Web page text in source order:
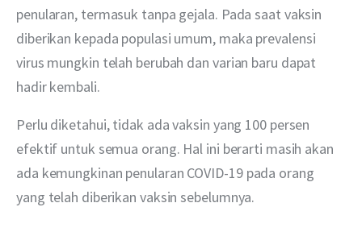
penularan, termasuk tanpa gejala. Pada saat vaksin
diberikan kepada populasi umum, maka prevalensi
virus mungkin telah berubah dan varian baru dapat
hadir kembali.
Perlu diketahui, tidak ada vaksin yang 100 persen
efektif untuk semua orang. Hal ini berarti masih akan
ada kemungkinan penularan COVID-19 pada orang
yang telah diberikan vaksin sebelumnya.